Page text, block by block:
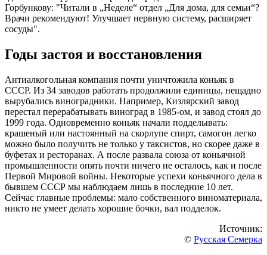
Горбункову: "Читали в „Неделе“ отдел „Для дома, для семьи“?
Врачи рекомендуют! Улучшает нервную систему, расширяет
сосуды".
Годы застоя и восстановления
Антиалкогольная компания почти уничтожила коньяк в
СССР. Из 34 заводов работать продолжили единицы, нещадно
вырубались виноградники. Например, Кизлярский завод
перестал перерабатывать виноград в 1985-ом, и завод стоял до
1999 года. Одновременно коньяк начали подделывать:
крашеный или настоянный на скорлупе спирт, самогон легко
можно было получить не только у таксистов, но скорее даже в
буфетах и ресторанах. А после развала союза от коньячной
промышленности опять почти ничего не осталось, как и после
Первой Мировой войны. Некоторые успехи коньячного дела в
бывшем СССР мы наблюдаем лишь в последние 10 лет.
Сейчас главные проблемы: мало собственного виноматериала,
никто не умеет делать хорошие бочки, вал подделок.
Источник:
© Русская Семерка